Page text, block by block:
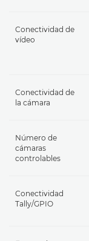
Conectividad de
vídeo
Conectividad de
la cámara
Número de
cámaras
controlables
Conectividad
Tally/GPIO